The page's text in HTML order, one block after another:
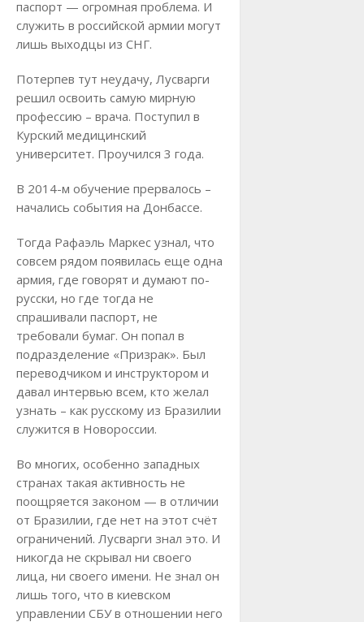
паспорт — огромная проблема. И
служить в российской армии могут
лишь выходцы из СНГ.
Потерпев тут неудачу, Лусварги
решил освоить самую мирную
профессию – врача. Поступил в
Курский медицинский
университет. Проучился 3 года.
В 2014-м обучение прервалось –
начались события на Донбассе.
Тогда Рафаэль Маркес узнал, что
совсем рядом появилась еще одна
армия, где говорят и думают по-
русски, но где тогда не
спрашивали паспорт, не
требовали бумаг. Он попал в
подразделение «Призрак». Был
переводчиком и инструктором и
давал интервью всем, кто желал
узнать – как русскому из Бразилии
служится в Новороссии.
Во многих, особенно западных
странах такая активность не
поощряется законом — в отличии
от Бразилии, где нет на этот счёт
ограничений. Лусварги знал это. И
никогда не скрывал ни своего
лица, ни своего имени. Не знал он
лишь того, что в киевском
управлении СБУ в отношении него